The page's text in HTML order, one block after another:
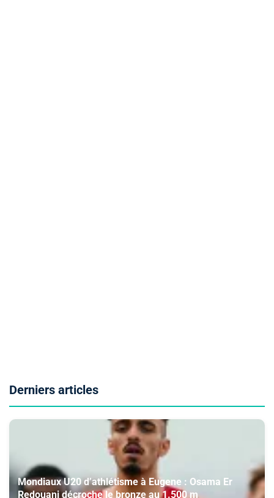
Derniers articles
Mondiaux U20 d’athlétisme à Eugene : Osama Er
Redouani décroche le bronze au 1.500 m